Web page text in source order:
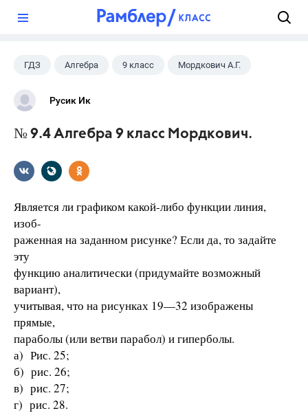
ГДЗ Алгебра 9 класс Мордкович А.Г.
Русик Ик
№ 9.4 Алгебра 9 класс Мордкович.
Является ли графиком какой-либо функции линия,
изоб-
раженная на заданном рисунке? Если да, то задайте
эту
функцию аналитически (придумайте возможный
вариант),
учитывая, что на рисунках 19—32 изображены
прямые,
параболы (или ветви парабол) и гиперболы.
а) Рис. 25;
б) рис. 26;
в) рис. 27;
г) рис. 28.